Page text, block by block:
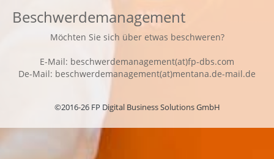
Beschwerdemanagement
Möchten Sie sich über etwas beschweren?
E-Mail: beschwerdemanagement(at)fp-dbs.com
De-Mail: beschwerdemanagement(at)mentana.de-mail.de
©2016-26 FP Digital Business Solutions GmbH